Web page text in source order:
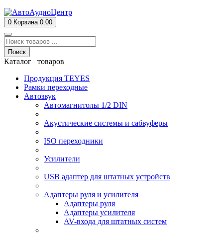
0 Корзина 0.00
Поиск
Каталог товаров
Продукция TEYES
Рамки переходные
Автозвук
Автомагнитолы 1/2 DIN
Акустические системы и сабвуферы
ISO переходники
Усилители
USB адаптер для штатных устройств
Адаптеры руля и усилителя
Адаптеры руля
Адаптеры усилителя
AV-входа для штатных систем